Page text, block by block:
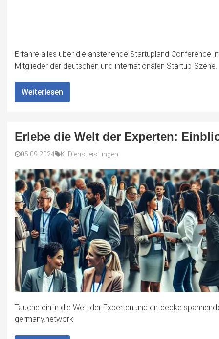
Erfahre alles über die anstehende Startupland Conference
Mitglieder der deutschen und internationalen Startup-Szene.
Weiterlesen
Erlebe die Welt der Experten:
05.09.2024 KI Dienstleistungen
Tauche ein in die Welt der Experten und entdecke
germany.network.